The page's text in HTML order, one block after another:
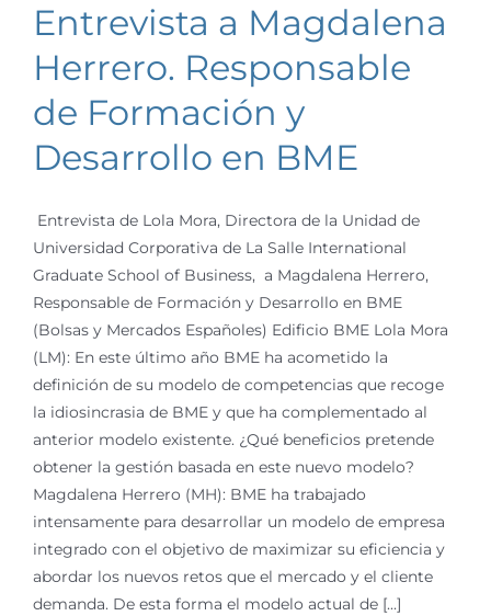
Entrevista a Magdalena
Herrero. Responsable
de Formación y
Desarrollo en BME
Entrevista de Lola Mora, Directora de la Unidad de
Universidad Corporativa de La Salle International
Graduate School of Business, a Magdalena Herrero,
Responsable de Formación y Desarrollo en BME
(Bolsas y Mercados Españoles) Edificio BME Lola Mora
(LM): En este último año BME ha acometido la
definición de su modelo de competencias que recoge
la idiosincrasia de BME y que ha complementado al
anterior modelo existente. ¿Qué beneficios pretende
obtener la gestión basada en este nuevo modelo?
Magdalena Herrero (MH): BME ha trabajado
intensamente para desarrollar un modelo de empresa
integrado con el objetivo de maximizar su eficiencia y
abordar los nuevos retos que el mercado y el cliente
demanda. De esta forma el modelo actual de [...]